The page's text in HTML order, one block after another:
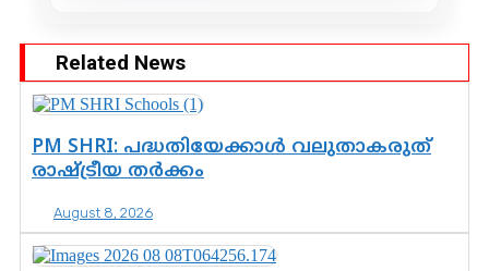
Related News
PM SHRI: പദ്ധതിയേക്കാൾ വലുതാകരുത്
രാഷ്ട്രീയ തർക്കം
August 8, 2026